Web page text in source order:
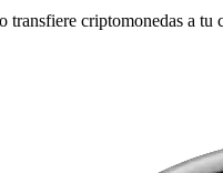
transfiere criptomonedas a tu